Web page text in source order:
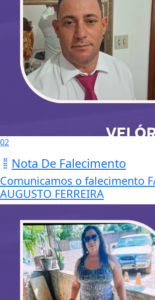
02
Nota De Falecimento
Comunicamos o falecimento
AUGUSTO FERREIRA